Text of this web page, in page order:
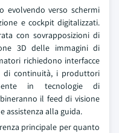
evolvendo verso schermi
e cockpit digitalizzati.
con sovrapposizioni di
3D delle immagini di
richiedono interfacce
di continuità, i produttori
in tecnologie di
il feed di visione
assistenza alla guida.
principale per quanto